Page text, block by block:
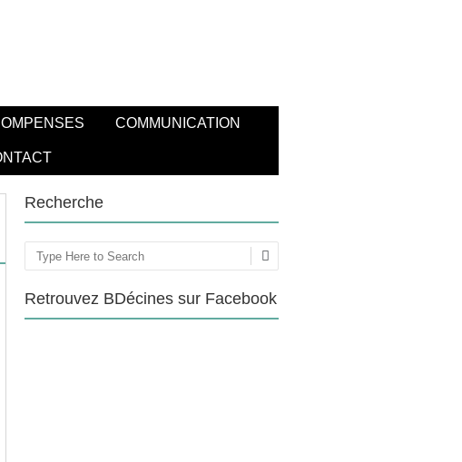
COMMUNICATION
Recherche
Rechercher
Retrouvez BDécines sur Facebook